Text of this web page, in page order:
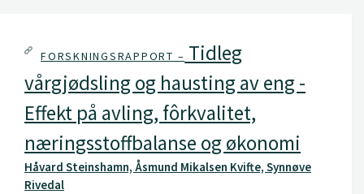
FORSKNINGSRAPPORT – Tidleg
vårgjødsling og hausting av eng -
Effekt på avling, fôrkvalitet,
næringsstoffbalanse og økonomi
Håvard Steinshamn, Åsmund Mikalsen Kvifte, Synnøve
Rivedal